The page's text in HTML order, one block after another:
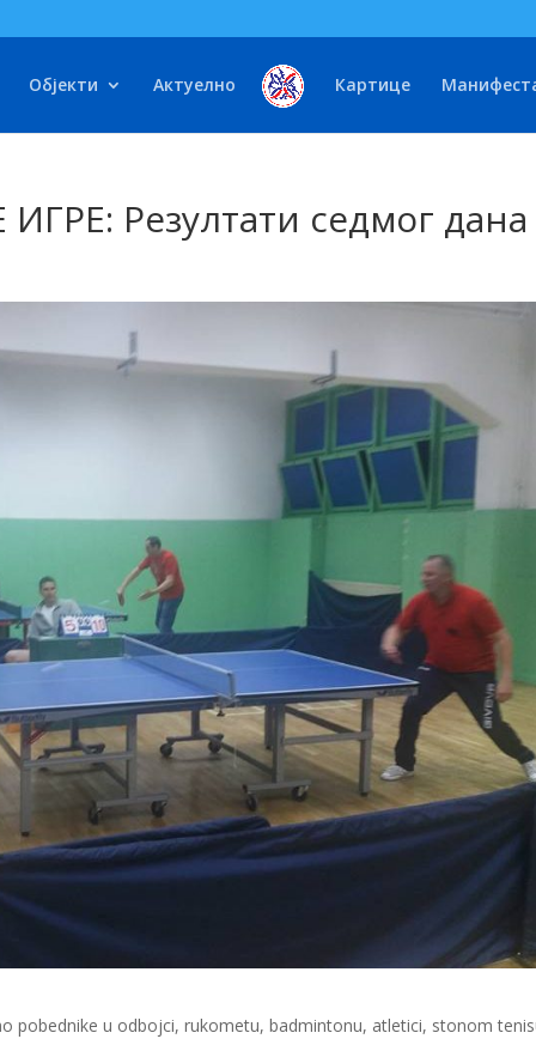
Објекти Актуелно Картице
Резултати седмог дана
pobednike u odbojci, rukometu, badmintonu, atletici, stonom